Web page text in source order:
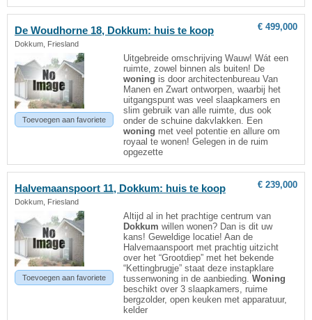
De Woudhorne 18, Dokkum: huis te koop
Dokkum, Friesland
€ 499,000
Toevoegen aan favoriete
Uitgebreide omschrijving Wauw! Wát een
ruimte, zowel binnen als buiten! De
woning is door architectenbureau Van
Manen en Zwart ontworpen, waarbij het
uitgangspunt was veel slaapkamers en
slim gebruik van alle ruimte, dus ook
onder de schuine dakvlakken. Een
woning met veel potentie en allure om
royaal te wonen! Gelegen in de ruim
opgezette
Halvemaanspoort 11, Dokkum: huis te koop
Dokkum, Friesland
€ 239,000
Toevoegen aan favoriete
Altijd al in het prachtige centrum van
Dokkum willen wonen? Dan is dit uw
kans! Geweldige locatie! Aan de
Halvemaanspoort met prachtig uitzicht
over het “Grootdiep” met het bekende
“Kettingbrugje” staat deze instapklare
tussenwoning in de aanbieding.Woning
beschikt over 3 slaapkamers, ruime
bergzolder, open keuken met apparatuur,
kelder